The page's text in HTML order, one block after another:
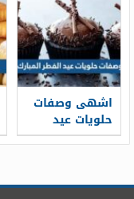
اشهى وصفات
حلويات عيد
الفطر المبارك